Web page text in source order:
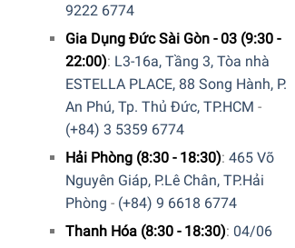
9222 6774
Gia Dụng Đức Sài Gòn - 03 (9:30 -
22:00): L3-16a, Tầng 3, Tòa nhà
ESTELLA PLACE, 88 Song Hành, P.
An Phú, Tp. Thủ Đức, TP.HCM -
(+84) 3 5359 6774
Hải Phòng (8:30 - 18:30): 465 Võ
Nguyên Giáp, P.Lê Chân, TP.Hải
Phòng - (+84) 9 6618 6774
Thanh Hóa (8:30 - 18:30): 04/06